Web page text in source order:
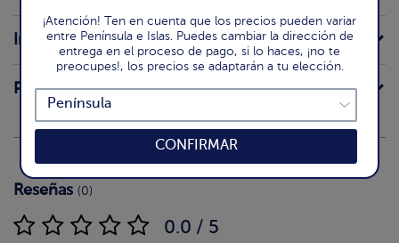
Ingredientes
Preparación
Reseñas (0)
0.0 / 5
¡Atención! Ten en cuenta que los precios pueden variar
entre Península e Islas. Puedes cambiar la dirección de
entrega en el proceso de pago, si lo haces, ¡no te
preocupes!, los precios se adaptarán a tu elección.
CONFIRMAR